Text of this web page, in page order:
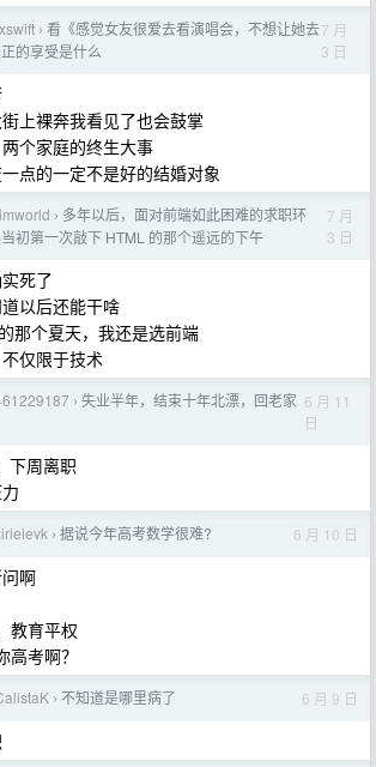
› 看《感觉女友很爱去看演唱会，不想让她去
的享受是什么
7 月
3 日
上裸奔我看见了也会鼓掌
个家庭的终生大事
点的一定不是好的结婚对象
› 多年以后，面对前端如此困难的求职环
初第一次敲下 HTML 的那个遥远的下午
7 月
3 日
死了
以后还能干啥
那个夏天，我还是选前端
仅限于技术
› 失业半年，结束十年北漂，回老家 6 月 11
日
下周离职
› 据说今年高考数学很难? 6 月 10 日
啊
教育平权
考啊？
› 不知道是哪里病了 6 月 9 日